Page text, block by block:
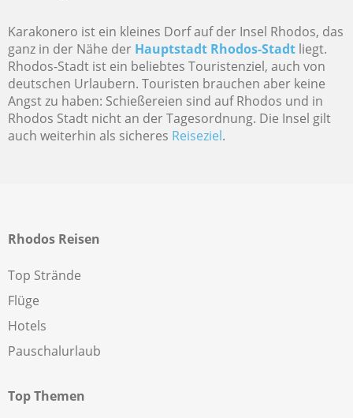
Karakonero ist ein kleines Dorf auf der Insel Rhodos, das
ganz in der Nähe der Hauptstadt Rhodos-Stadt liegt.
Rhodos-Stadt ist ein beliebtes Touristenziel, auch von
deutschen Urlaubern. Touristen brauchen aber keine
Angst zu haben: Schießereien sind auf Rhodos und in
Rhodos Stadt nicht an der Tagesordnung. Die Insel gilt
auch weiterhin als sicheres Reiseziel.
Rhodos Reisen
Top Strände
Flüge
Hotels
Pauschalurlaub
Top Themen